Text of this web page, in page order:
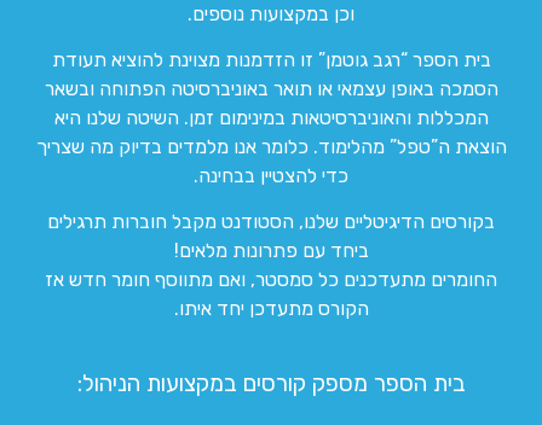
וכן במקצועות נוספים.
בית הספר “רגב גוטמן” זו הזדמנות מצוינת להוציא תעודת
הסמכה באופן עצמאי או תואר באוניברסיטה הפתוחה ובשאר
המכללות והאוניברסיטאות במינימום זמן. השיטה שלנו היא
הוצאת ה”טפל” מהלימוד. כלומר אנו מלמדים בדיוק מה שצריך
כדי להצטיין בבחינה.
בקורסים הדיגיטליים שלנו, הסטודנט מקבל חוברות תרגילים
ביחד עם פתרונות מלאים!
החומרים מתעדכנים כל סמסטר, ואם מתווסף חומר חדש אז
הקורס מתעדכן יחד איתו.
בית הספר מספק קורסים במקצועות הניהול: